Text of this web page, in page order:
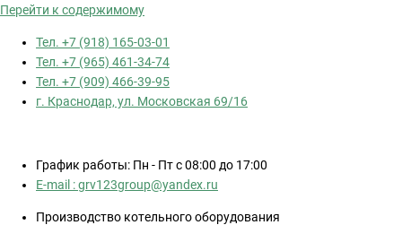
Перейти к содержимому
Тел. +7 (918) 165-03-01
Тел. +7 (965) 461-34-74
Тел. +7 (909) 466-39-95
г. Краснодар, ул. Московская 69/16
График работы: Пн - Пт с 08:00 до 17:00
E-mail : grv123group@yandex.ru
Производство котельного оборудования